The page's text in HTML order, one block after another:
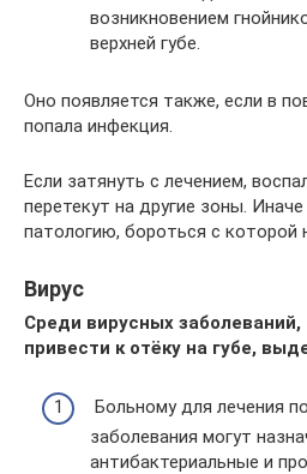
возникновением
верхней губе.
Оно появляется также, если в
попала инфекция.
Если затянуть с лечением,
перетекут на другие зоны.
патологию, бороться с которой
Вирус
Среди вирусных заболеваний,
привести к отёку на губе,
Больному для лечения
заболевания могут
антибактериальные и